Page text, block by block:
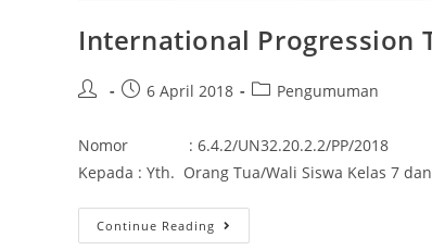
International Progression
6 April 2018 Pengumuman
Nomor : 6.4.2/UN32.20.2.2/PP/
Kepada : Yth. Orang Tua/Wali Siswa Kelas 7
Continue Reading